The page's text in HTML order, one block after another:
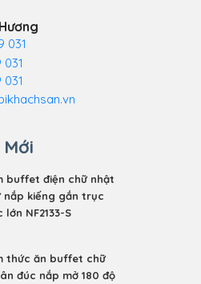
031
buffet điện chữ nhật
nắp kiếng gắn trục
NF2133-S
thức ăn buffet chữ
đúc nắp mở 180 độ